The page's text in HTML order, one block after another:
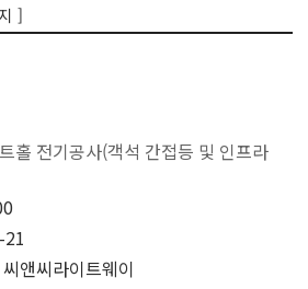
]
홀 전기공사(객석 간접등 및 인프라
앤씨라이트웨이